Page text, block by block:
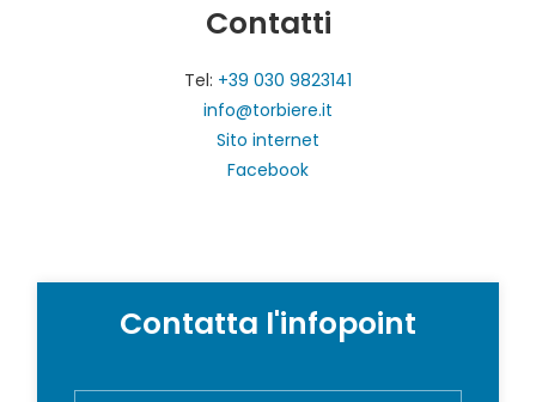
Contatti
Tel: +39 030 9823141
info@torbiere.it
Sito internet
Facebook
Contatta l'infopoint